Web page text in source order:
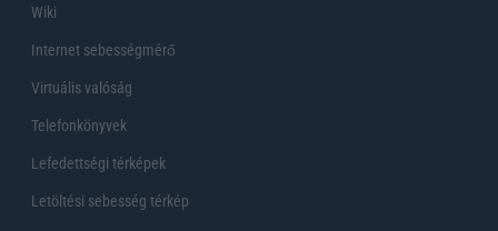
Wiki
Internet sebességmérő
Virtuális valóság
Telefonkönyvek
Lefedettségi térképek
Letöltési sebesség térkép